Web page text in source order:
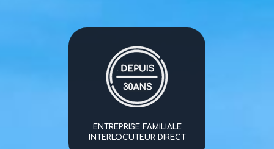
ENTREPRISE FAMILIALE
INTERLOCUTEUR DIRECT